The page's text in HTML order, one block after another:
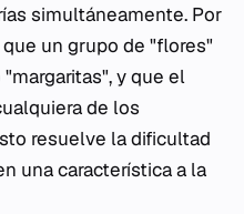
simultáneamente. Por
un grupo de "flores"
y que el
de los
resuelve la dificultad
una característica a la